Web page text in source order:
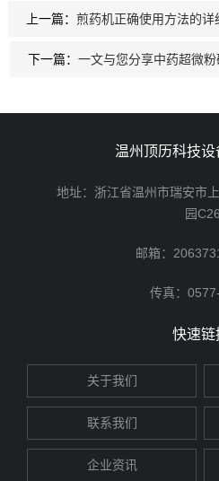
上一篇： 煎药机正确使用方法的详
下一篇： 一文与您分享中药超微
温州顶历科技设
地址：浙江省温州市瑞安市
园
邮箱：
传真：
快速链
关于我们
联系我们
企业资讯